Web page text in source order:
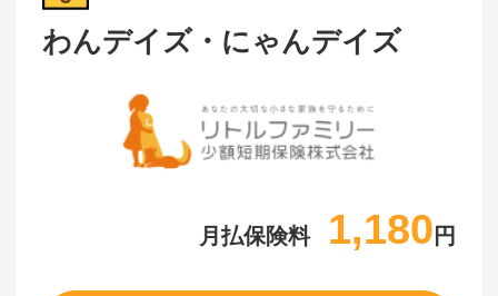
わんデイズ・にゃんデイズ
月払保険料 1,180 円